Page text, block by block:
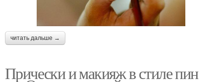
читать дальше →
Прически и макияж в стиле пин